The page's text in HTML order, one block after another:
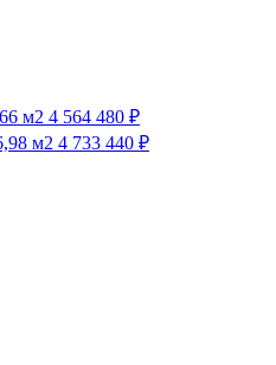
м2 4 564 480 ₽
м2 4 733 440 ₽